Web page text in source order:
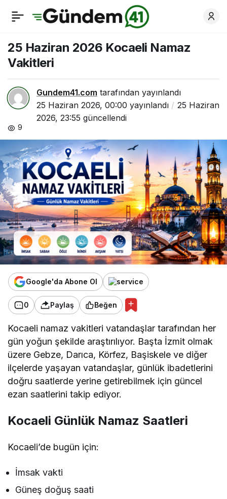
25 Haziran 2026 Kocaeli Namaz
Vakitleri
Gundem41.com tarafından yayınlandı
25 Haziran 2026, 00:00 yayınlandı
25 Haziran
2026, 23:55 güncellendi
9
Google'da Abone Ol
0 Paylaş Beğen
Kocaeli namaz vakitleri vatandaşlar tarafından her
gün yoğun şekilde araştırılıyor. Başta İzmit olmak
üzere Gebze, Darıca, Körfez, Başiskele ve diğer
ilçelerde yaşayan vatandaşlar, günlük ibadetlerini
doğru saatlerde yerine getirebilmek için güncel
ezan saatlerini takip ediyor.
Kocaeli Günlük Namaz Saatleri
Kocaeli’de bugün için:
İmsak vakti
Güneş doğuş saati
24 Haziran 2026
Kocaeli Namaz
Vakitleri
Paylaş